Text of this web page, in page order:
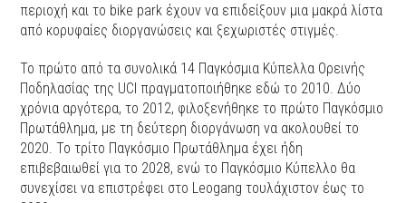
περιοχή και το bike park έχουν να επιδείξουν μια μακρά λίστα
από κορυφαίες διοργανώσεις και ξεχωριστές στιγμές.
Το πρώτο από τα συνολικά 14 Παγκόσμια Κύπελλα Ορεινής
Ποδηλασίας της UCI πραγματοποιήθηκε εδώ το 2010. Δύο
χρόνια αργότερα, το 2012, φιλοξενήθηκε το πρώτο Παγκόσμιο
Πρωτάθλημα, με τη δεύτερη διοργάνωση να ακολουθεί το
2020. Το τρίτο Παγκόσμιο Πρωτάθλημα έχει ήδη
επιβεβαιωθεί για το 2028, ενώ το Παγκόσμιο Κύπελλο θα
συνεχίσει να επιστρέφει στο Leogang τουλάχιστον έως το